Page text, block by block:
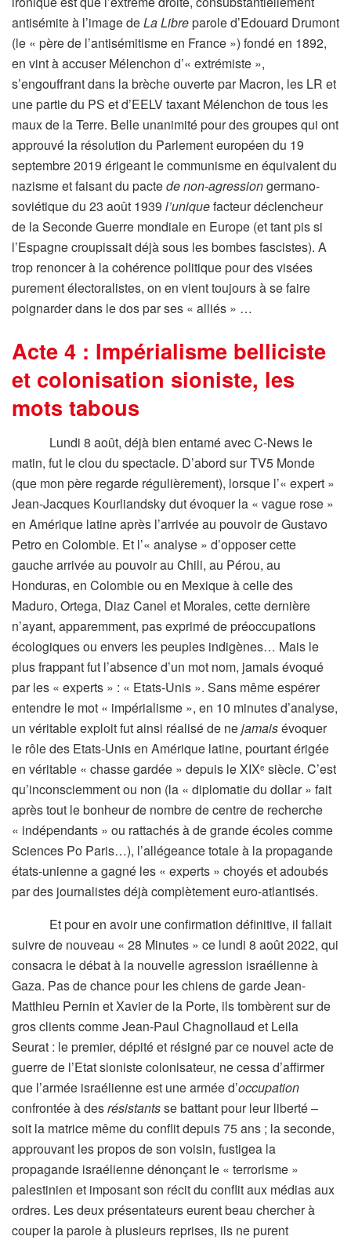
antisémite à l’image deLa Libreparole d’Edouard Drumont
(le « père de l’antisémitisme en France ») fondé en 1892,
en vint à accuser Mélenchon d’« extrémiste »,
s’engouffrant dans la brèche ouverte par Macron, les LR et
une partie du PS et d’EELV taxant Mélenchon de tous les
maux de la Terre. Belle unanimité pour des groupes qui ont
approuvé la résolution du Parlement européen du 19
septembre 2019 érigeant le communisme en équivalent du
nazisme et faisant du pactede non-agressiongermano-
soviétique du 23 août 1939 l’uniquefacteur déclencheur
de la Seconde Guerre mondiale en Europe (et tant pis si
l’Espagne croupissait déjà sous les bombes fascistes). A
trop renoncer à la cohérence politique pour des visées
purement électoralistes, on en vient toujours à se faire
poignarder dans le dos par ses « alliés » …
Acte 4 : Impérialisme belliciste
et colonisation sioniste, les
mots tabous
Lundi 8 août, déjà bien entamé avec C-News le
matin, fut le clou du spectacle. D’abord sur TV5 Monde
(que mon père regarde régulièrement), lorsque l’« expert »
Jean-Jacques Kourliandsky dut évoquer la « vague rose »
en Amérique latine après l’arrivée au pouvoir de Gustavo
Petro en Colombie. Et l’« analyse » d’opposer cette
gauche arrivée au pouvoir au Chili, au Pérou, au
Honduras, en Colombie ou en Mexique à celle des
Maduro, Ortega, Diaz Canel et Morales, cette dernière
n’ayant, apparemment, pas exprimé de préoccupations
écologiques ou envers les peuples indigènes… Mais le
plus frappant fut l’absence d’un mot nom, jamais évoqué
par les « experts » : « Etats-Unis ». Sans même espérer
entendre le mot « impérialisme », en 10 minutes d’analyse,
un véritable exploit fut ainsi réalisé de nejamaisévoquer
le rôle des Etats-Unis en Amérique latine, pourtant érigée
en véritable « chasse gardée » depuis le XIXe siècle. C’est
qu’inconsciemment ou non (la « diplomatie du dollar » fait
après tout le bonheur de nombre de centre de recherche
« indépendants » ou rattachés à de grande écoles comme
Sciences Po Paris…), l’allégeance totale à la propagande
états-unienne a gagné les « experts » choyés et adoubés
par des journalistes déjà complètement euro-atlantisés.
Et pour en avoir une confirmation définitive, il fallait
suivre de nouveau « 28 Minutes » ce lundi 8 août 2022, qui
consacra le débat à la nouvelle agression israélienne à
Gaza. Pas de chance pour les chiens de garde Jean-
Matthieu Pernin et Xavier de la Porte, ils tombèrent sur de
gros clients comme Jean-Paul Chagnollaud et Leila
Seurat : le premier, dépité et résigné par ce nouvel acte de
guerre de l’Etat sioniste colonisateur, ne cessa d’affirmer
que l’armée israélienne est une armée d’occupation
confrontée à desrésistantsse battant pour leur liberté –
soit la matrice même du conflit depuis 75 ans ; la seconde,
approuvant les propos de son voisin, fustigea la
propagande israélienne dénonçant le « terrorisme »
palestinien et imposant son récit du conflit aux médias aux
ordres. Les deux présentateurs eurent beau chercher à
couper la parole à plusieurs reprises, ils ne purent